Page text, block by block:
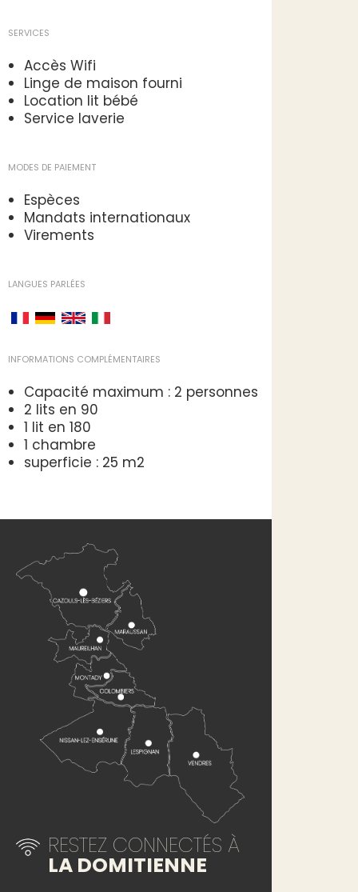
SERVICES
Accès Wifi
Linge de maison fourni
Location lit bébé
Service laverie
MODES DE PAIEMENT
Espèces
Mandats internationaux
Virements
LANGUES PARLÉES
INFORMATIONS COMPLÉMENTAIRES
Capacité maximum : 2 personnes
2 lits en 90
1 lit en 180
1 chambre
superficie : 25 m2
RESTEZ CONNECTÉS À
LA DOMITIENNE